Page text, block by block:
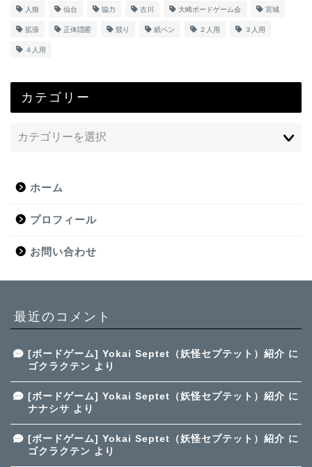
人狼 仙台 協力 古川 大崎ボードゲーム会 宮城
拡張 正体隠匿 競り 紙ペン ２人用 ３人用
４人用
カテゴリー
ホーム
プロフィール
お問い合わせ
最近のコメント
[ボードゲーム] Yokai Septet（妖怪セプテット）紹介 に
ゴクラクテン より
[ボードゲーム] Yokai Septet（妖怪セプテット）紹介 に
ナナシサ より
[ボードゲーム] Yokai Septet（妖怪セプテット）紹介 に
ゴクラクテン より